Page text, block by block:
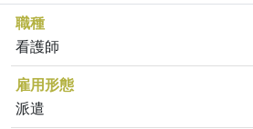
職種
看護師
雇用形態
派遣